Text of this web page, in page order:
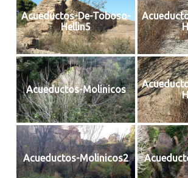
Acueductos-De-Toboso-
Hellin5
Acueductos-Molinicos
Acueductos-Molinicos2